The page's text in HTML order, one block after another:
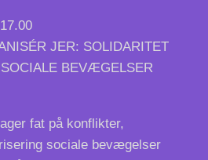
JER: SOLIDARITET
BEVÆGELSER
fat på konflikter,
sociale bevægelser